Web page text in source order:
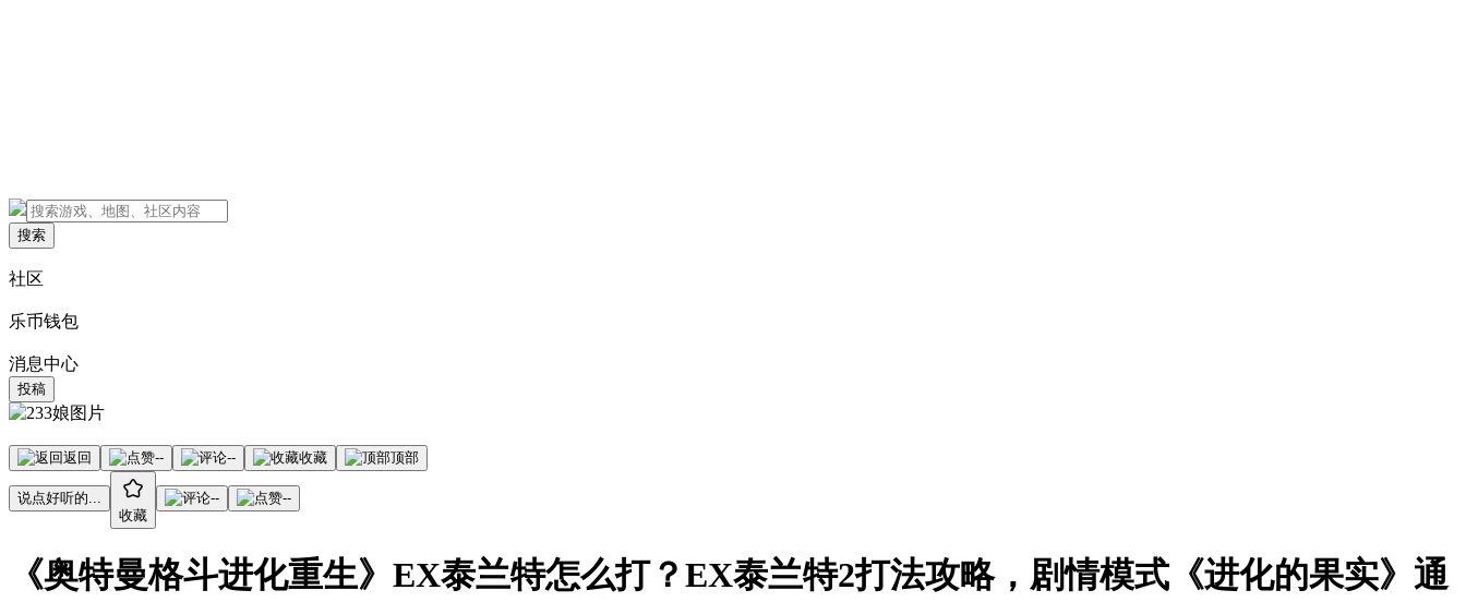
搜索
社区
乐币钱包
消息中心
投稿
返回 -- -- 收藏 顶部
说点好听的...
收藏
-- --
《奥特曼格斗进化重生》EX泰兰特怎么打？EX泰兰特2打法攻略，剧情模式《进化的果实》通